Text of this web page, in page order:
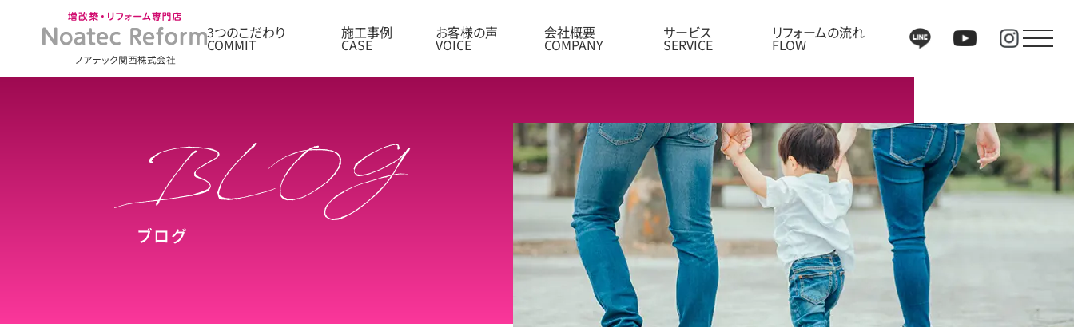
3つのこだわり 施工事例 お客様の声 会社概要 サービス リフォームの流れ
ブログ